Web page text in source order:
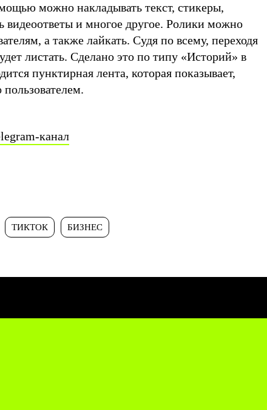
можно накладывать текст, стикеры,
видеоответы и многое другое. Ролики можно
а также лайкать. Судя по всему, переходя
листать. Сделано это по типу «Историй» в
пунктирная лента, которая показывает,
канал
ТИКТОК БИЗНЕС